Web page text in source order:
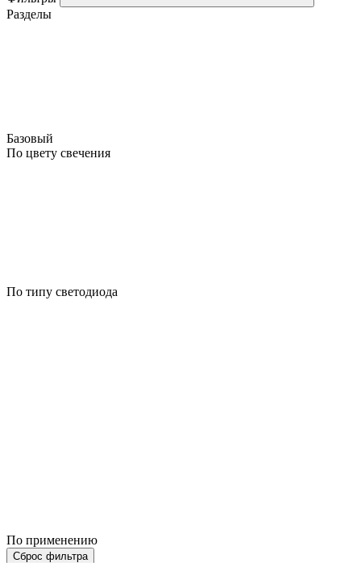
Разделы
Базовый
По цвету свечения
По типу светодиода
По применению
Сброс фильтра